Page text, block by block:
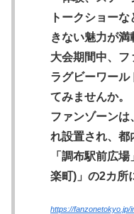
トークショー
きない魅力が満
大会期間中、フ
ラグビーワール
てみませんか。
ファンゾーンは
れ設置され、都
「調布駅前広
楽町)」の2カ所
https://fanzonetokyo.jp/